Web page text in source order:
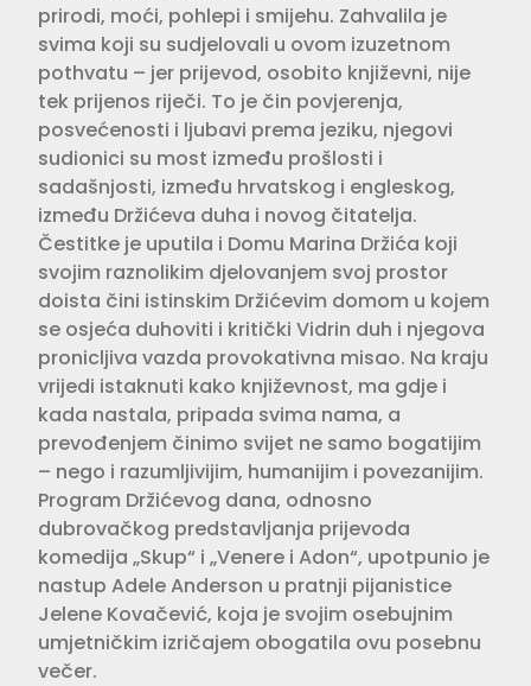
prirodi, moći, pohlepi i smijehu. Zahvalila je
svima koji su sudjelovali u ovom izuzetnom
pothvatu – jer prijevod, osobito književni, nije
tek prijenos riječi. To je čin povjerenja,
posvećenosti i ljubavi prema jeziku, njegovi
sudionici su most između prošlosti i
sadašnjosti, između hrvatskog i engleskog,
između Držićeva duha i novog čitatelja.
Čestitke je uputila i Domu Marina Držića koji
svojim raznolikim djelovanjem svoj prostor
doista čini istinskim Držićevim domom u kojem
se osjeća duhoviti i kritički Vidrin duh i njegova
pronicljiva vazda provokativna misao. Na kraju
vrijedi istaknuti kako književnost, ma gdje i
kada nastala, pripada svima nama, a
prevođenjem činimo svijet ne samo bogatijim
– nego i razumljivijim, humanijim i povezanijim.
Program Držićevog dana, odnosno
dubrovačkog predstavljanja prijevoda
komedija „Skup“ i „Venere i Adon“, upotpunio je
nastup Adele Anderson u pratnji pijanistice
Jelene Kovačević, koja je svojim osebujnim
umjetničkim izričajem obogatila ovu posebnu
večer.